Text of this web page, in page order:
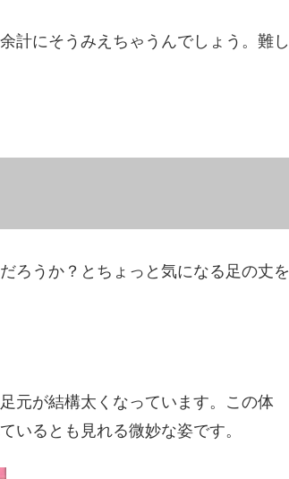
計にそうみえちゃうんでしょう。難し
ろうか？とちょっと気になる足の丈を
元が結構太くなっています。この体
いるとも見れる微妙な姿です。